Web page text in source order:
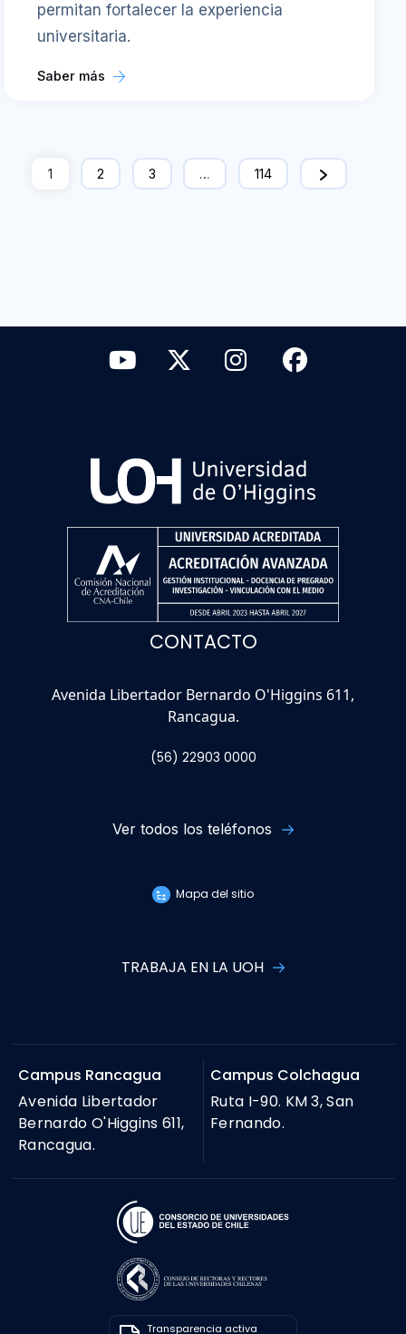
permitan fortalecer la experiencia
universitaria.
Saber más
1 2 3 … 114
CONTACTO
Avenida Libertador Bernardo O'Higgins 611,
Rancagua.
(56) 22903 0000
Ver todos los teléfonos
Mapa del sitio
TRABAJA EN LA UOH
Campus Rancagua
Avenida Libertador
Bernardo O'Higgins 611,
Rancagua.
Campus Colchagua
Ruta I-90. KM 3, San
Fernando.
Transparencia activa